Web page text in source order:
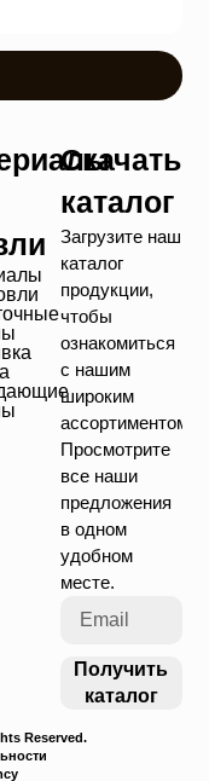
Скачать
каталог
Загрузите наш
каталог
продукции,
чтобы
ознакомиться
с нашим
широким
ассортиментом!
Просмотрите
все наши
предложения
в одном
удобном
месте.
Получить
каталог
Reserved.